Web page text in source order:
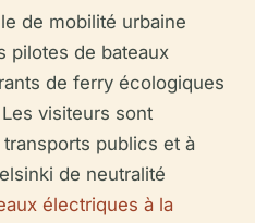
de mobilité urbaine
pilotes de bateaux
de ferry écologiques
visiteurs sont
publics et à
de neutralité
électriques à la